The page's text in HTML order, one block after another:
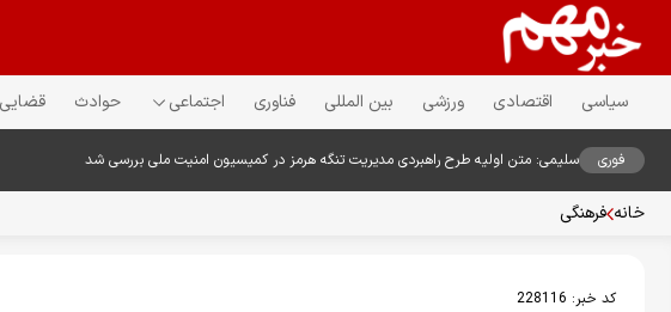
سیاسی اقتصادی ورزشی بین المللی فناوری اجتماعی حوادث قضایی
فوری سلیمی: متن اولیه طرح راهبردی مدیریت تنگه هرمز در کمیسیون امنیت ملی بررسی شد
خانه فرهنگی
کد خبر: 228116